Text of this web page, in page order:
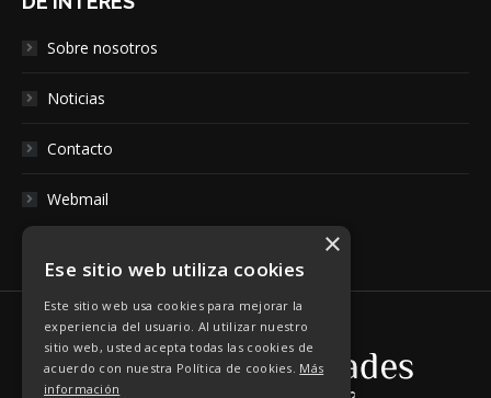
Sobre nosotros
Noticias
Contacto
Webmail
×
Ese sitio web utiliza cookies
Este sitio web usa cookies para mejorar la
experiencia del usuario. Al utilizar nuestro
sitio web, usted acepta todas las cookies de
acuerdo con nuestra Política de cookies. Más
información